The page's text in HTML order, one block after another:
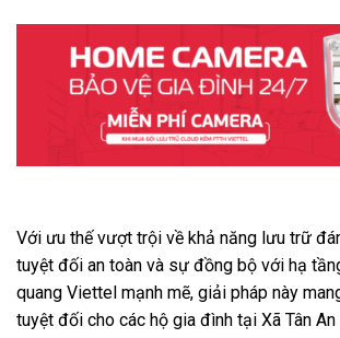
Với ưu thế vượt trội về khả năng lưu trữ
tuyệt đối an toàn và sự đồng bộ với hạ
quang Viettel mạnh mẽ, giải pháp này
tuyệt đối cho các hộ gia đình tại Xã Tân